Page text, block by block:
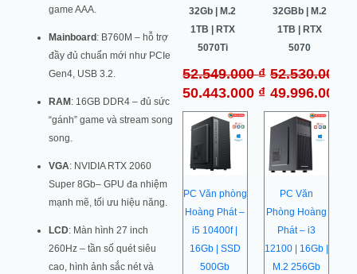
game AAA.
Mainboard: B760M – hỗ trợ
đầy đủ chuẩn mới như PCIe
Gen4, USB 3.2.
RAM: 16GB DDR4 – đủ sức
“gánh” game và stream song
song.
VGA: NVIDIA RTX 2060
Super 8Gb– GPU đa nhiệm
mạnh mẽ, tối ưu hiệu năng.
LCD: Màn hình 27 inch
260Hz – tần số quét siêu
cao, hình ảnh sắc nét và
256Gb | RX
Liên hệ
64.500.000
60.987.000
32Gb | M.2
1TB | RTX
5070Ti
52.549.000₫
50.443.000 ₫
32GBb | M.2
1TB | RTX
5070
52.530.000
49.996.000
PC Văn phòng
Hoàng Phát –
i5 10400f |
16Gb | SSD
500Gb
PC Văn
Phòng Hoàng
Phát – i3
12100 | 16Gb |
M.2 256Gb